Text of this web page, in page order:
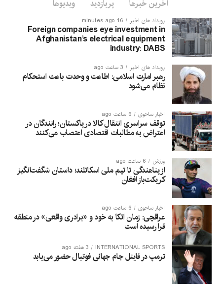
آخرین خبرها پربازدید ویدیوها
رویداد های اخیر 16 minutes ago
Foreign companies eye investment in
Afghanistan’s electrical equipment
industry: DABS
رویداد های اخیر 3 ساعت ago
رهبر امارت اسلامی: اطاعت و وحدت باعث استحکام
نظام می‌شود
اخبار ساحوی 6 ساعت ago
توقف سراسری انتقال کالا در پاکستان؛ رانندگان در
اعتراض به مطالبات اقتصادی اعتصاب می‌کنند
ورزش 6 ساعت ago
از پناهندگی تا تیم ملی اسکاتلند؛ داستان شگفت‌انگیز
کریکت‌باز افغان
اخبار ساحوی 6 ساعت ago
عراقچی: زمان اتکا به خود و «برادری واقعی» در منطقه
فرا رسیده است
INTERNATIONAL SPORTS 3 هفته ago
ترمپ در فاینل جام جهانی فوتبال حضور می‌یابد